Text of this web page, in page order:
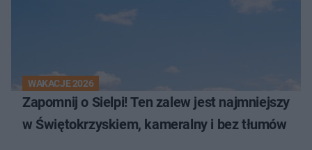
WAKACJE 2026
Zapomnij o Sielpi! Ten zalew jest najmniejszy
w Świętokrzyskiem, kameralny i bez tłumów